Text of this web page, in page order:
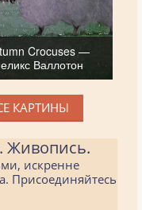
Crocuses —
Валлотон
КАРТИНЫ
Живопись.
искренне
Присоединяйтесь